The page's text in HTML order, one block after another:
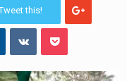
අගෝස්තු මස දෙවන ඉරිදා ලිට් රූම් සූම් සංවාදය පැවැත්වෙන්නේ "කතා කරන මහ වැව" නම් නකතාවක්…
2011 වසරේදී දේශපාලන හා මානව හිමිකම් ක්‍රියාකාරීන් වන ලලිත්කුමාර් වීරරාජ් සහ කුගන් මුරුගානන්දන් යාපනයේදී අතුරුදන්…
this!